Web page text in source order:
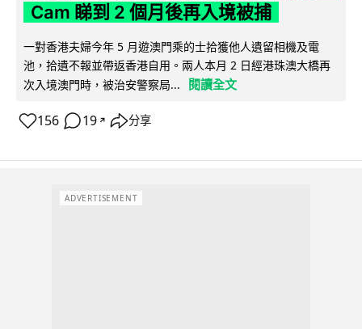
Cam 睇到 2 個月後再入境被捕
一對香港夫婦今年 5 月遊澳門乘的士拾獲他人遺留相機及電
池，拾遺不報並帶返香港自用。兩人本月 2 日經港珠澳大橋再
次入境澳門時，被治安警察局...
閱讀全文
156 19 ↗ 分享
ADVERTISEMENT